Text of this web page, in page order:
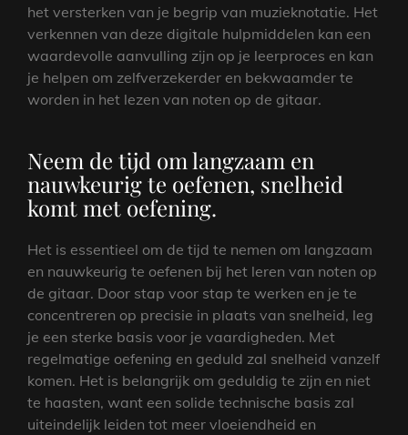
het versterken van je begrip van muzieknotatie. Het
verkennen van deze digitale hulpmiddelen kan een
waardevolle aanvulling zijn op je leerproces en kan
je helpen om zelfverzekerder en bekwaamder te
worden in het lezen van noten op de gitaar.
Neem de tijd om langzaam en
nauwkeurig te oefenen, snelheid
komt met oefening.
Het is essentieel om de tijd te nemen om langzaam
en nauwkeurig te oefenen bij het leren van noten op
de gitaar. Door stap voor stap te werken en je te
concentreren op precisie in plaats van snelheid, leg
je een sterke basis voor je vaardigheden. Met
regelmatige oefening en geduld zal snelheid vanzelf
komen. Het is belangrijk om geduldig te zijn en niet
te haasten, want een solide technische basis zal
uiteindelijk leiden tot meer vloeiendheid en